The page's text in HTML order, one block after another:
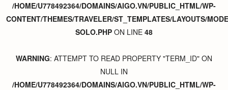
/HOME/U778492364/DOMAINS/AIGO.VN/PUBLIC_HTML/WP-
CONTENT/THEMES/TRAVELER/ST_TEMPLATES/LAYOUTS/
SOLO.PHP ON LINE 48
WARNING: ATTEMPT TO READ PROPERTY "TERM_ID" ON
NULL IN
/HOME/U778492364/DOMAINS/AIGO.VN/PUBLIC_HTML/WP-